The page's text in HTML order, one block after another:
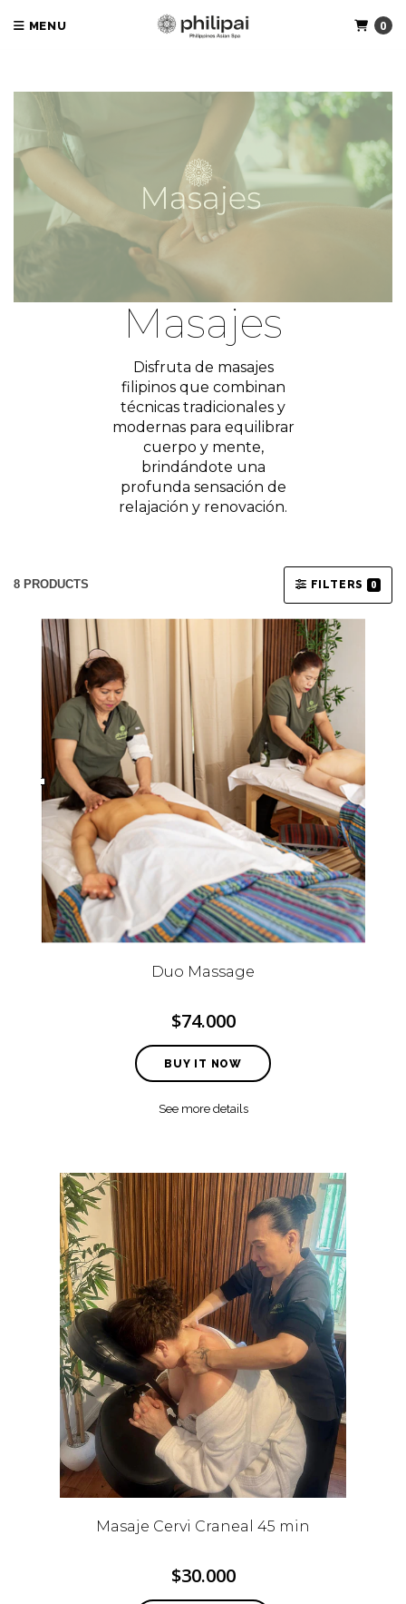
MENU 0
Masajes
Disfruta de masajes
filipinos que combinan
técnicas tradicionales y
modernas para equilibrar
cuerpo y mente,
brindándote una
profunda sensación de
relajación y renovación.
8 PRODUCTS FILTERS 0
Duo Massage
$74.000
BUY IT NOW
See more details
Masaje Cervi Craneal 45 min
$30.000